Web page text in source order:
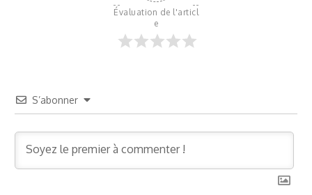
Évaluation de l'articl
e
S’abonner